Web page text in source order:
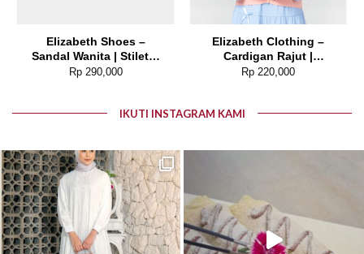
Elizabeth Shoes –
Sandal Wanita | Stiletto
Heels 0380-0320
Rp290,000
Elizabeth Clothing –
Cardigan Rajut |
Kancing Depan 0559-
Rp 220,000
IKUTI INSTAGRAM KAMI